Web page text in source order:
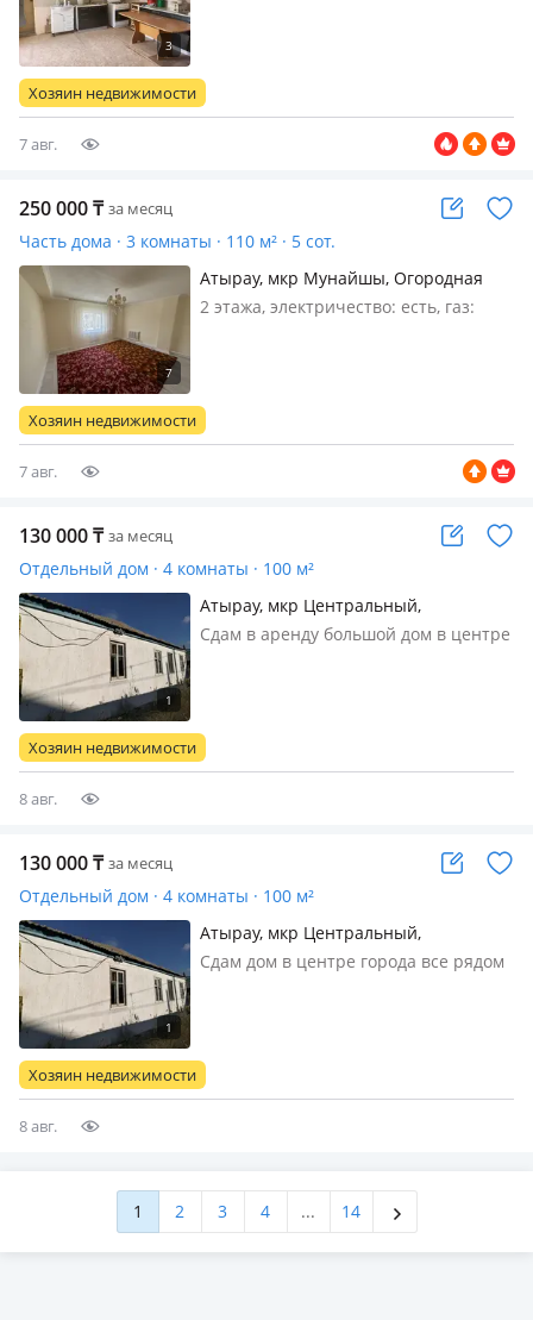
Хозяин недвижимости
7 авг.
250 000₸ за месяц
Часть дома · 3 комнаты · 110 м² · 5 сот.
Атырау, мкр Мунайшы, Огородная
58в — Магазин Дильназ
2 этажа, электричество: есть, газ:
Хозяин недвижимости
7 авг.
130 000₸ за месяц
Отдельный дом · 4 комнаты · 100 м²
Атырау, мкр Центральный,
Каженбаева 28
Сдам в аренду большой дом в центре
Хозяин недвижимости
8 авг.
130 000₸ за месяц
Отдельный дом · 4 комнаты · 100 м²
Атырау, мкр Центральный,
Каженбаева 28
Сдам дом в центре города все рядом
Хозяин недвижимости
8 авг.
1 2 3 4 ... 14